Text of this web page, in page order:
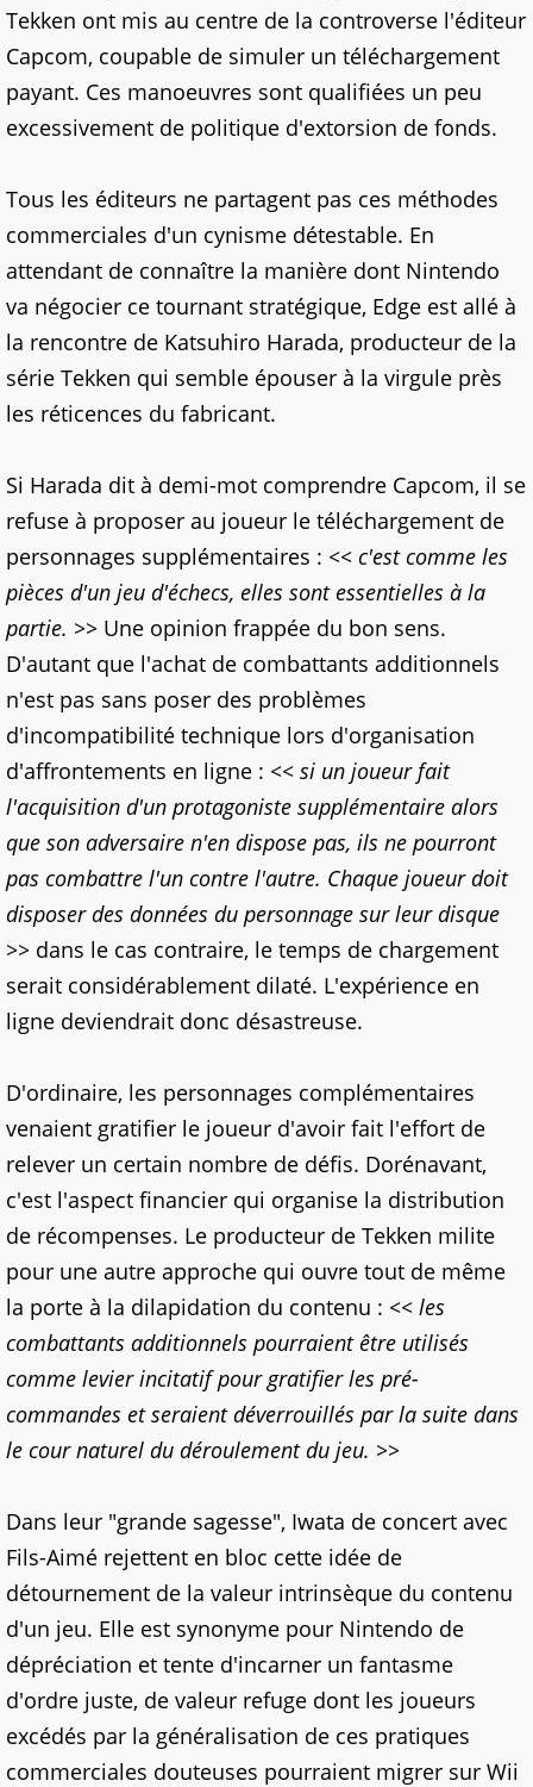
Tekken ont mis au centre de la controverse l'éditeur
Capcom, coupable de simuler un téléchargement
payant. Ces manoeuvres sont qualifiées un peu
excessivement de politique d'extorsion de fonds.
Tous les éditeurs ne partagent pas ces méthodes
commerciales d'un cynisme détestable. En
attendant de connaître la manière dont Nintendo
va négocier ce tournant stratégique, Edge est allé à
la rencontre de Katsuhiro Harada, producteur de la
série Tekken qui semble épouser à la virgule près
les réticences du fabricant.
Si Harada dit à demi-mot comprendre Capcom, il se
refuse à proposer au joueur le téléchargement de
personnages supplémentaires : << c'est comme les
pièces d'un jeu d'échecs, elles sont essentielles à la
partie. >> Une opinion frappée du bon sens.
D'autant que l'achat de combattants additionnels
n'est pas sans poser des problèmes
d'incompatibilité technique lors d'organisation
d'affrontements en ligne : << si un joueur fait
l'acquisition d'un protagoniste supplémentaire alors
que son adversaire n'en dispose pas, ils ne pourront
pas combattre l'un contre l'autre. Chaque joueur doit
disposer des données du personnage sur leur disque
>> dans le cas contraire, le temps de chargement
serait considérablement dilaté. L'expérience en
ligne deviendrait donc désastreuse.
D'ordinaire, les personnages complémentaires
venaient gratifier le joueur d'avoir fait l'effort de
relever un certain nombre de défis. Dorénavant,
c'est l'aspect financier qui organise la distribution
de récompenses. Le producteur de Tekken milite
pour une autre approche qui ouvre tout de même
la porte à la dilapidation du contenu : << les
combattants additionnels pourraient être utilisés
comme levier incitatif pour gratifier les pré-
commandes et seraient déverrouillés par la suite dans
le cour naturel du déroulement du jeu. >>
Dans leur "grande sagesse", Iwata de concert avec
Fils-Aimé rejettent en bloc cette idée de
détournement de la valeur intrinsèque du contenu
d'un jeu. Elle est synonyme pour Nintendo de
dépréciation et tente d'incarner un fantasme
d'ordre juste, de valeur refuge dont les joueurs
excédés par la généralisation de ces pratiques
commerciales douteuses pourraient migrer sur Wii